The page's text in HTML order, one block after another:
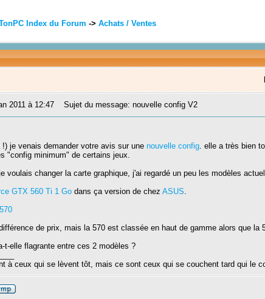
Index du Forum -> Achats / Ventes
2011 à 12:47 Sujet du message: nouvelle config V2
je venais demander votre avis sur une nouvelle config. elle a très bien
"config minimum" de certains jeux.
voulais changer la carte graphique, j'ai regardé un peu les modèles
GTX 560 Ti 1 Godans ça version de chez ASUS.
de prix, mais la 570 est classée en haut de gamme alors que la
t-elle flagrante entre ces 2 modèles ?
à ceux qui se lèvent tôt, mais ce sont ceux qui se couchent tard qui le